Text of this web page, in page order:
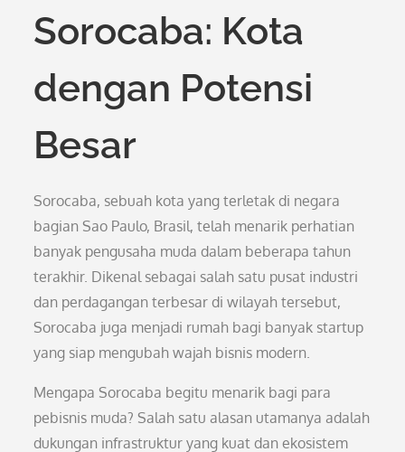
Sorocaba: Kota
dengan Potensi
Besar
Sorocaba, sebuah kota yang terletak di negara
bagian Sao Paulo, Brasil, telah menarik perhatian
banyak pengusaha muda dalam beberapa tahun
terakhir. Dikenal sebagai salah satu pusat industri
dan perdagangan terbesar di wilayah tersebut,
Sorocaba juga menjadi rumah bagi banyak startup
yang siap mengubah wajah bisnis modern.
Mengapa Sorocaba begitu menarik bagi para
pebisnis muda? Salah satu alasan utamanya adalah
dukungan infrastruktur yang kuat dan ekosistem